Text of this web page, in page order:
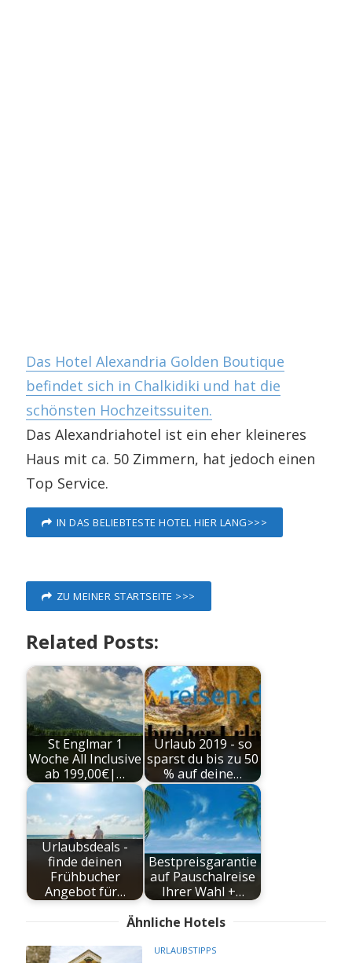
Das Hotel Alexandria Golden Boutique
befindet sich in Chalkidiki und hat die
schönsten Hochzeitssuiten.
Das Alexandriahotel ist ein eher kleineres
Haus mit ca. 50 Zimmern, hat jedoch einen
Top Service.
IN DAS BELIEBTESTE HOTEL HIER LANG>>>
ZU MEINER STARTSEITE >>>
Related Posts:
St Englmar 1
Woche All Inclusive
ab 199,00€|…
Urlaub 2019 - so
sparst du bis zu 50
% auf deine…
Urlaubsdeals -
finde deinen
Frühbucher
Angebot für…
Bestpreisgarantie
auf Pauschalreise
Ihrer Wahl +…
Ähnliche Hotels
URLAUBSTIPPS